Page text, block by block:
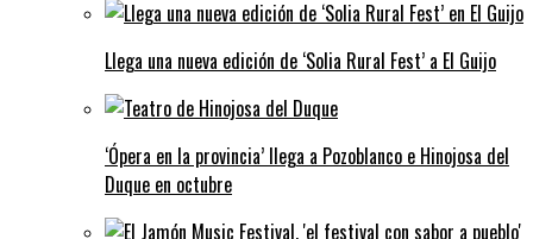
Llega una nueva edición de ‘Solia Rural Fest’ a El Guijo
‘Ópera en la provincia’ llega a Pozoblanco e Hinojosa del
Duque en octubre